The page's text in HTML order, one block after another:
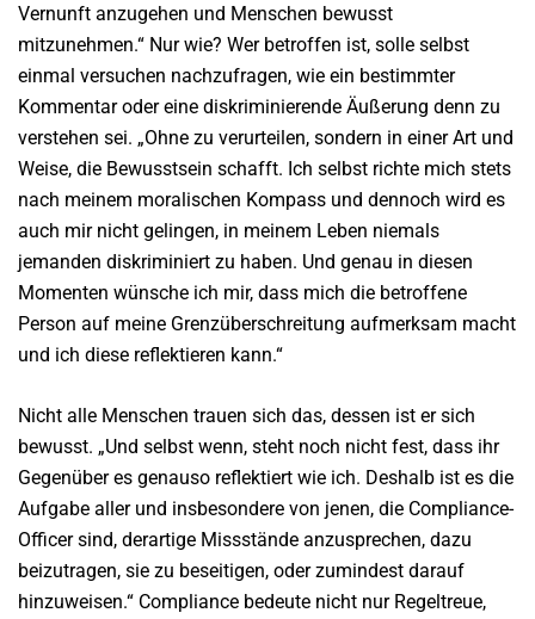
Vernunft anzugehen und Menschen bewusst
mitzunehmen.“ Nur wie? Wer betroffen ist, solle selbst
einmal versuchen nachzufragen, wie ein bestimmter
Kommentar oder eine diskriminierende Äußerung denn zu
verstehen sei. „Ohne zu verurteilen, sondern in einer Art und
Weise, die Bewusstsein schafft. Ich selbst richte mich stets
nach meinem moralischen Kompass und dennoch wird es
auch mir nicht gelingen, in meinem Leben niemals
jemanden diskriminiert zu haben. Und genau in diesen
Momenten wünsche ich mir, dass mich die betroffene
Person auf meine Grenzüberschreitung aufmerksam macht
und ich diese reflektieren kann.“
Nicht alle Menschen trauen sich das, dessen ist er sich
bewusst. „Und selbst wenn, steht noch nicht fest, dass ihr
Gegenüber es genauso reflektiert wie ich. Deshalb ist es die
Aufgabe aller und insbesondere von jenen, die Compliance-
Officer sind, derartige Missstände anzusprechen, dazu
beizutragen, sie zu beseitigen, oder zumindest darauf
hinzuweisen.“ Compliance bedeute nicht nur Regeltreue,